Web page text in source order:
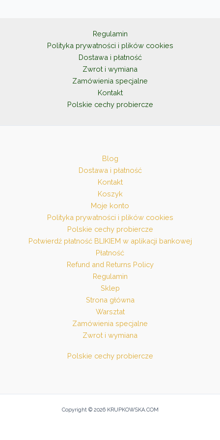
na
stronie
produktu
Regulamin
Polityka prywatności i plików cookies
Dostawa i płatność
Zwrot i wymiana
Zamówienia specjalne
Kontakt
Polskie cechy probiercze
Blog
Dostawa i płatność
Kontakt
Koszyk
Moje konto
Polityka prywatności i plików cookies
Polskie cechy probiercze
Potwierdź płatność BLIKIEM w aplikacji bankowej
Płatność
Refund and Returns Policy
Regulamin
Sklep
Strona główna
Warsztat
Zamówienia specjalne
Zwrot i wymiana
Polskie cechy probiercze
Copyright © 2026 KRUPKOWSKA.COM